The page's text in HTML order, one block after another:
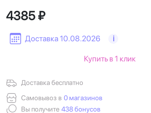
Доставка 10.08.2026 i
4385 ₽
Доставка бесплатно
Самовывоз в 0 магазинов
Вы получите 438 бонусов
Купить в 1 клик